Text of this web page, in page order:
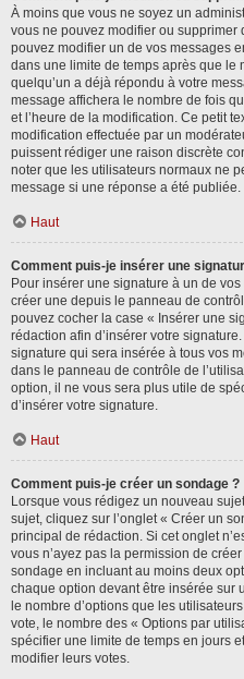
À moins que vous ne soyez un
vous ne pouvez modifier ou supprimer
pouvez modifier un de vos messages
dans une limite de temps après que le
quelqu’un a déjà répondu à votre
message affichera le nombre de fois
et l’heure de la modification. Ce petit
modification effectuée par un
puissent rédiger une raison discrète
noter que les utilisateurs normaux ne
message si une réponse a été publiée.
Haut
Comment puis-je insérer une
Pour insérer une signature à un de
créer une depuis le panneau de
pouvez cocher la case « Insérer une
rédaction afin d’insérer votre
signature qui sera insérée à tous vos
dans le panneau de contrôle de
option, il ne vous sera plus utile de
d’insérer votre signature.
Haut
Comment puis-je créer un sondage ?
Lorsque vous rédigez un nouveau
sujet, cliquez sur l’onglet « Créer un
principal de rédaction. Si cet onglet
vous n’ayez pas la permission de
sondage en incluant au moins deux
chaque option devant être insérée sur
le nombre d’options que les
vote, le nombre des « Options par
spécifier une limite de temps en jours
modifier leurs votes.